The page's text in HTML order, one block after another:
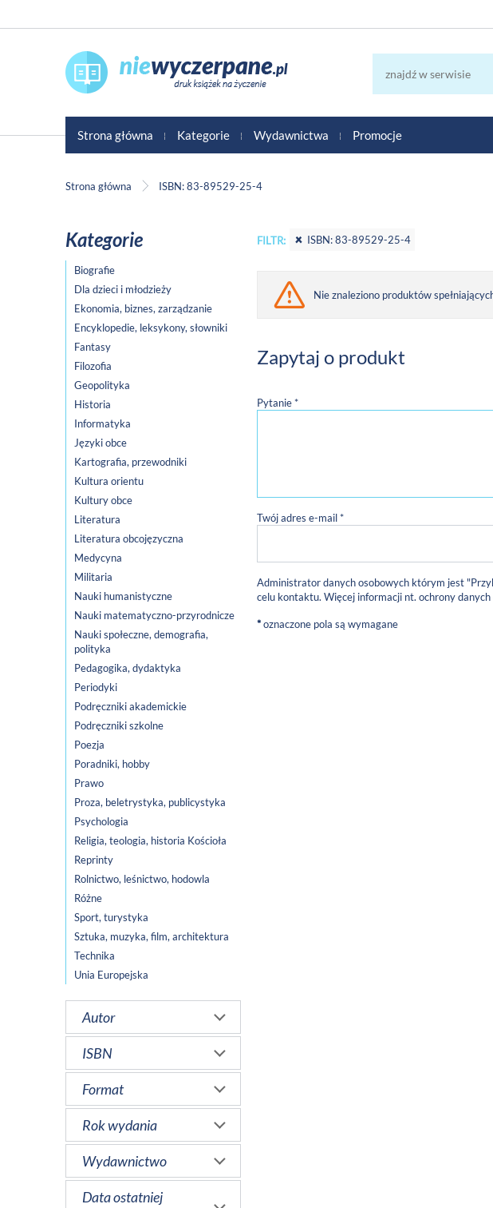
Strona główna Kategorie Wydawnictwa Promocje
Strona główna ISBN: 83-89529-25-4
Kategorie
Biografie
Dla dzieci i młodzieży
Ekonomia, biznes, zarządzanie
Encyklopedie, leksykony, słowniki
Fantasy
Filozofia
Geopolityka
Historia
Informatyka
Języki obce
Kartografia, przewodniki
Kultura orientu
Kultury obce
Literatura
Literatura obcojęzyczna
Medycyna
Militaria
Nauki humanistyczne
Nauki matematyczno-przyrodnicze
Nauki społeczne, demografia,
polityka
Pedagogika, dydaktyka
Periodyki
Podręczniki akademickie
Podręczniki szkolne
Poezja
Poradniki, hobby
Prawo
Proza, beletrystyka, publicystyka
Psychologia
Religia, teologia, historia Kościoła
Reprinty
Rolnictwo, leśnictwo, hodowla
Różne
Sport, turystyka
Sztuka, muzyka, film, architektura
Technika
Unia Europejska
Autor
ISBN
Format
Rok wydania
Wydawnictwo
Data ostatniej
FILTR: ISBN: 83-89529-25-4
Nie znaleziono produktów
Zapytaj o produkt
Pytanie *
Twój adres e-mail *
Administrator danych osobowych którym jest
celu kontaktu. Więcej informacji nt. ochrony
*oznaczone pola są wymagane